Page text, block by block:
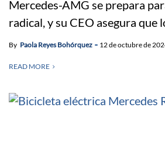
Mercedes-AMG se prepara
radical, y su CEO asegura que
By Paola Reyes Bohórquez 12 de octubre de
READ MORE